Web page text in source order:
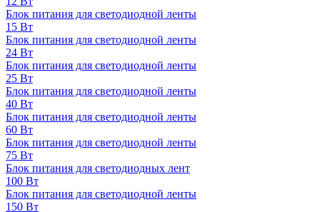
Блок питания для светодиодной ленты
15 Вт
Блок питания для светодиодной ленты
24 Вт
Блок питания для светодиодной ленты
25 Вт
Блок питания для светодиодной ленты
40 Вт
Блок питания для светодиодной ленты
60 Вт
Блок питания для светодиодной ленты
75 Вт
Блок питания для светодиодных лент
100 Вт
Блок питания для светодиодной ленты
150 Вт